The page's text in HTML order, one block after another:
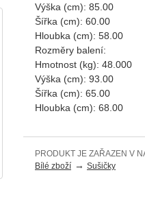
Výška (cm): 85.00
Šířka (cm): 60.00
Hloubka (cm): 58.00
Rozměry balení:
Hmotnost (kg): 48.000
Výška (cm): 93.00
Šířka (cm): 65.00
Hloubka (cm): 68.00
PRODUKT JE ZAŘAZEN V
Bílé zboží → Sušičky